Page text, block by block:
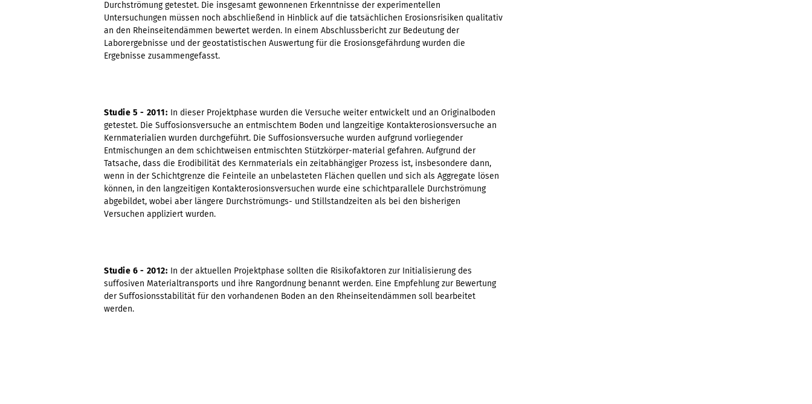
Durchströmung getestet. Die insgesamt gewonnenen Erkenntnisse der experimentellen
Untersuchungen müssen noch abschließend in Hinblick auf die tatsächlichen Erosionsrisiken qualitativ
an den Rheinseitendämmen bewertet werden. In einem Abschlussbericht zur Bedeutung der
Laborergebnisse und der geostatistischen Auswertung für die Erosionsgefährdung wurden die
Ergebnisse zusammengefasst.
Studie 5 - 2011: In dieser Projektphase wurden die Versuche weiter entwickelt und an Originalboden
getestet. Die Suffosionsversuche an entmischtem Boden und langzeitige Kontakterosionsversuche an
Kernmaterialien wurden durchgeführt. Die Suffosionsversuche wurden aufgrund vorliegender
Entmischungen an dem schichtweisen entmischten Stützkörper-material gefahren. Aufgrund der
Tatsache, dass die Erodibilität des Kernmaterials ein zeitabhängiger Prozess ist, insbesondere dann,
wenn in der Schichtgrenze die Feinteile an unbelasteten Flächen quellen und sich als Aggregate lösen
können, in den langzeitigen Kontakterosionsversuchen wurde eine schichtparallele Durchströmung
abgebildet, wobei aber längere Durchströmungs- und Stillstandzeiten als bei den bisherigen
Versuchen appliziert wurden.
Studie 6 - 2012: In der aktuellen Projektphase sollten die Risikofaktoren zur Initialisierung des
suffosiven Materialtransports und ihre Rangordnung benannt werden. Eine Empfehlung zur Bewertung
der Suffosionsstabilität für den vorhandenen Boden an den Rheinseitendämmen soll bearbeitet
werden.